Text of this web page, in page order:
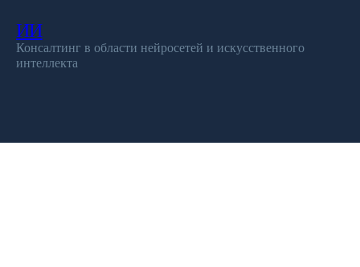
ИИ
Консалтинг в области нейросетей и искусственного
интеллекта